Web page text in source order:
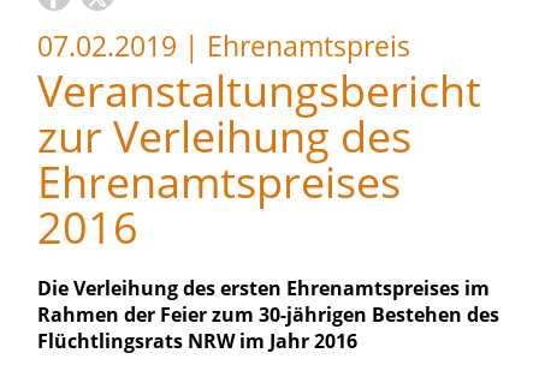
07.02.2019 | Ehrenamtspreis
Veranstaltungsbericht
zur Verleihung des
Ehrenamtspreises
2016
Die Verleihung des ersten Ehrenamtspreises im
Rahmen der Feier zum 30-jährigen Bestehen des
Flüchtlingsrats NRW im Jahr 2016